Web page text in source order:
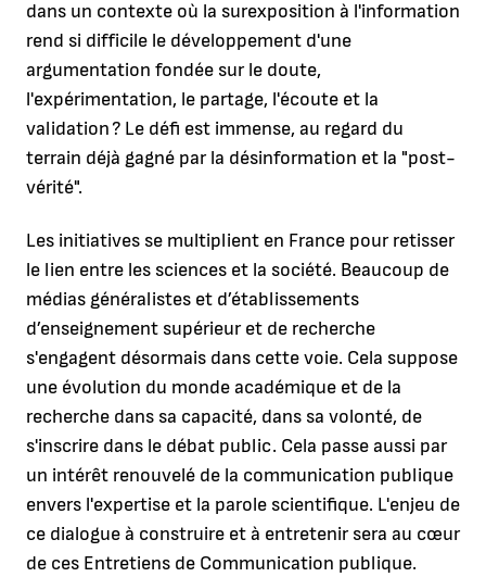
dans un contexte où la surexposition à l'information
rend si difficile le développement d'une
argumentation fondée sur le doute,
l'expérimentation, le partage, l'écoute et la
validation ? Le défi est immense, au regard du
terrain déjà gagné par la désinformation et la "post-
vérité".
Les initiatives se multiplient en France pour retisser
le lien entre les sciences et la société. Beaucoup de
médias généralistes et d’établissements
d’enseignement supérieur et de recherche
s'engagent désormais dans cette voie. Cela suppose
une évolution du monde académique et de la
recherche dans sa capacité, dans sa volonté, de
s'inscrire dans le débat public. Cela passe aussi par
un intérêt renouvelé de la communication publique
envers l'expertise et la parole scientifique. L'enjeu de
ce dialogue à construire et à entretenir sera au cœur
de ces Entretiens de Communication publique.